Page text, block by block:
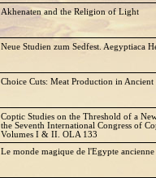
Akhenaten and the Religion of Light
Neue Studien zum Sedfest. Aegyptiaca
Choice Cuts: Meat Production in
Coptic Studies on the Threshold of a
the Seventh International Congress of
Volumes I & II. OLA 133
Le monde magique de l'Egypte ancienne